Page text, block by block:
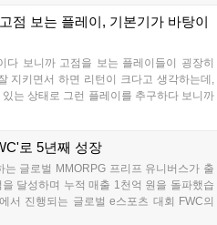
할 계획이다....
점 보는 플레이, 기본기가 바탕이
다 보니까 고점을 보는 플레이들이 굉장히
지키면서 하면 리턴이 크다고 생각하는데,
는 상태로 그런 플레이를 추구하다 보니까
많이 났던 것 같습니다." T1은 6일 서울 종
로 5년째 성장
는 글로벌 MMORPG 프리프 유니버스가 출
달성하며 누적 매출 1천억 원을 돌파했습
서 진행되는 글로벌 e스포츠 대회 FWC의
자가 동일한 조건에서 시즌을 함께 즐기는